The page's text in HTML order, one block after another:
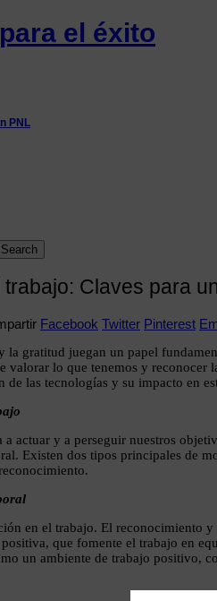
PNL
Claves para
Facebook Twitter Pinterest
la gratitud juegan un papel
valorar lo que tenemos y
las tecnologías y su impacto en
actuar y a perseguir nuestros
Existen dos tipos principales de
en el trabajo. El reconocimiento
que fomente el trabajo en
un ambiente de trabajo positivo,